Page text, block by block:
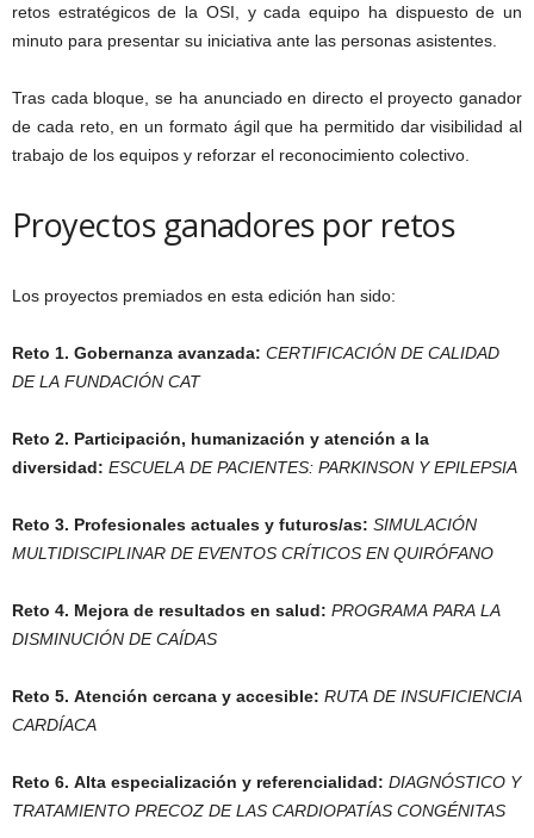
retos estratégicos de la OSI, y cada equipo ha dispuesto de un
minuto para presentar su iniciativa ante las personas asistentes.
Tras cada bloque, se ha anunciado en directo el proyecto ganador
de cada reto, en un formato ágil que ha permitido dar visibilidad al
trabajo de los equipos y reforzar el reconocimiento colectivo.
Proyectos ganadores por retos
Los proyectos premiados en esta edición han sido:
Reto 1. Gobernanza avanzada: CERTIFICACIÓN DE CALIDAD
DE LA FUNDACIÓN CAT
Reto 2. Participación, humanización y atención a la
diversidad: ESCUELA DE PACIENTES: PARKINSON Y EPILEPSIA
Reto 3. Profesionales actuales y futuros/as: SIMULACIÓN
MULTIDISCIPLINAR DE EVENTOS CRÍTICOS EN QUIRÓFANO
Reto 4. Mejora de resultados en salud: PROGRAMA PARA LA
DISMINUCIÓN DE CAÍDAS
Reto 5. Atención cercana y accesible: RUTA DE INSUFICIENCIA
CARDÍACA
Reto 6. Alta especialización y referencialidad: DIAGNÓSTICO Y
TRATAMIENTO PRECOZ DE LAS CARDIOPATÍAS CONGÉNITAS